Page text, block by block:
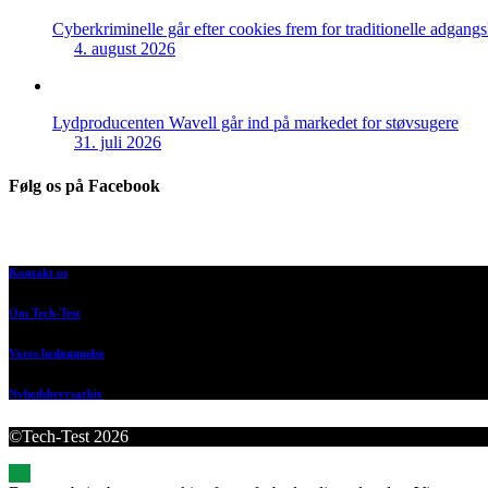
Cyberkriminelle går efter cookies frem for traditionelle
4. august 2026
Lydproducenten Wavell går ind på markedet for støvsugere
31. juli 2026
Følg os på Facebook
Kontakt os
Om Tech-Test
Vores bedømmelse
Nyhedsbrevsarkiv
©Tech-Test 2026